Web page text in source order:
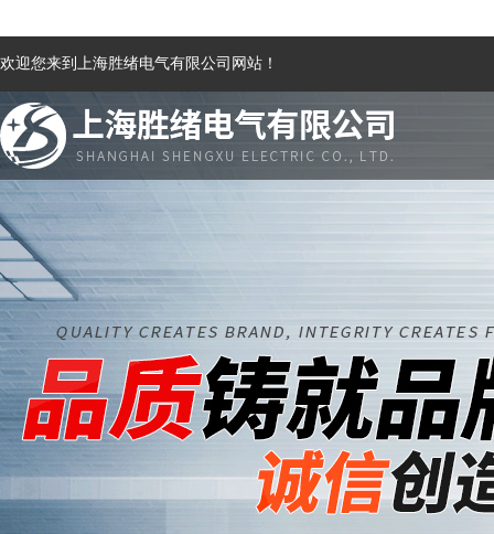
欢迎您来到上海胜绪电气有限公司网站！